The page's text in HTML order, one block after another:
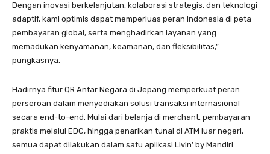
Dengan inovasi berkelanjutan, kolaborasi strategis, dan teknologi
adaptif, kami optimis dapat memperluas peran Indonesia di peta
pembayaran global, serta menghadirkan layanan yang
memadukan kenyamanan, keamanan, dan fleksibilitas,”
pungkasnya.
Hadirnya fitur QR Antar Negara di Jepang memperkuat peran
perseroan dalam menyediakan solusi transaksi internasional
secara end-to-end. Mulai dari belanja di merchant, pembayaran
praktis melalui EDC, hingga penarikan tunai di ATM luar negeri,
semua dapat dilakukan dalam satu aplikasi Livin’ by Mandiri.